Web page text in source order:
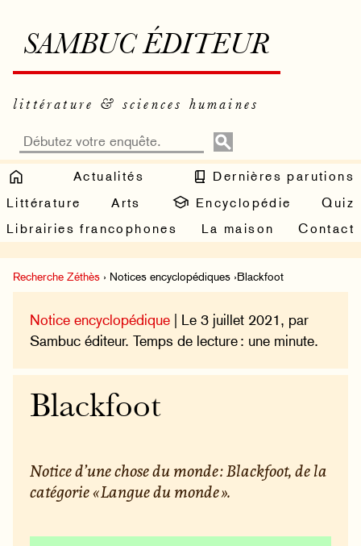
SAMBUC ÉDITEUR
littérature & sciences humaines
Actualités
Dernières parutions
Littérature
Arts Encyclopédie
Quiz
Librairies francophones
La maison Contact
Recherche Zéthès › Notices encyclopédiques ›Blackfoot
Notice encyclopédique | Le 3 juillet 2021, par
Sambuc éditeur. Temps de lecture : une minute.
Blackfoot
Notice d’une chose du monde : Blackfoot, de la
catégorie « Langue du monde ».